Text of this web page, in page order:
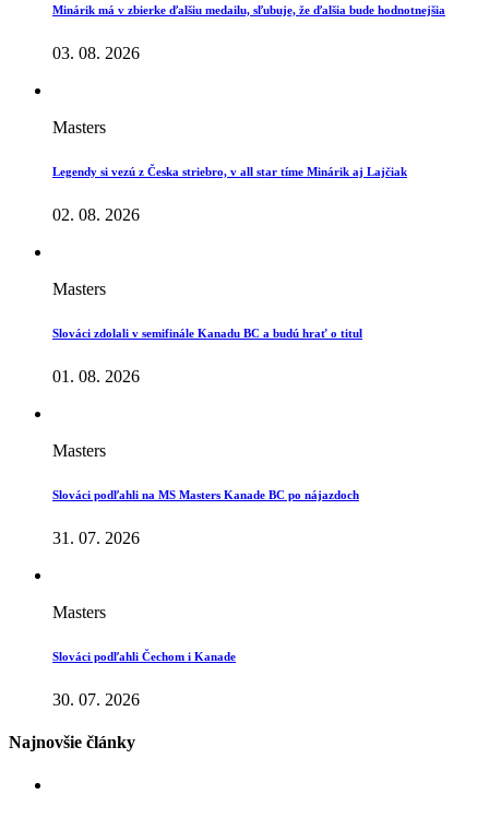
Minárik má v zbierke ďalšiu medailu, sľubuje, že ďalšia bude hodnotnejšia
03. 08. 2026
Masters
Legendy si vezú z Česka striebro, v all star tíme Minárik aj Lajčiak
02. 08. 2026
Masters
Slováci zdolali v semifinále Kanadu BC a budú hrať o titul
01. 08. 2026
Masters
Slováci podľahli na MS Masters Kanade BC po nájazdoch
31. 07. 2026
Masters
Slováci podľahli Čechom i Kanade
30. 07. 2026
Najnovšie články